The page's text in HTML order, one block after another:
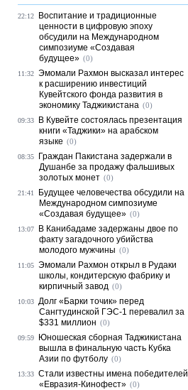
22:12
Воспитание и традиционные
ценности в цифровую эпоху
обсудили на Международном
симпозиуме «Создавая
будущее» (0)
11:32 Эмомали Рахмон высказал интерес
к расширению инвестиций
Кувейтского фонда развития в
экономику Таджикистана (0)
09:33
В Кувейте состоялась презентация
книги «Таджики» на арабском
языке (0)
08:35
Граждан Пакистана задержали в
Душанбе за продажу фальшивых
золотых монет (0)
21:41
Будущее человечества обсудили на
Международном симпозиуме
«Создавая будущее» (0)
13:07
В Канибадаме задержаны двое по
факту загадочного убийства
молодого мужчины (0)
11:05 Эмомали Рахмон открыл в Рудаки
школы, кондитерскую фабрику и
кирпичный завод (0)
10:03 Долг «Барки точик» перед
Сангтудинской ГЭС-1 перевалил за
$331 миллион (0)
09:59
Юношеская сборная Таджикистана
вышла в финальную часть Кубка
Азии по футболу (0)
13:33 Стали известны имена победителей
«Евразия-Кинофест» (0)